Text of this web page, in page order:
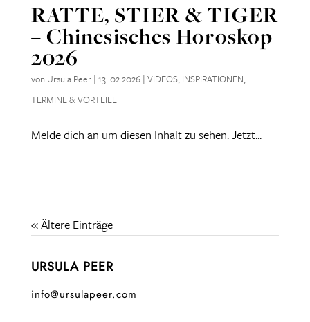
RATTE, STIER & TIGER
– Chinesisches Horoskop
2026
von Ursula Peer| 13. 02 2026| VIDEOS, INSPIRATIONEN,
TERMINE & VORTEILE
Melde dich an um diesen Inhalt zu sehen. Jetzt...
« Ältere Einträge
URSULA PEER
info@ursulapeer.com